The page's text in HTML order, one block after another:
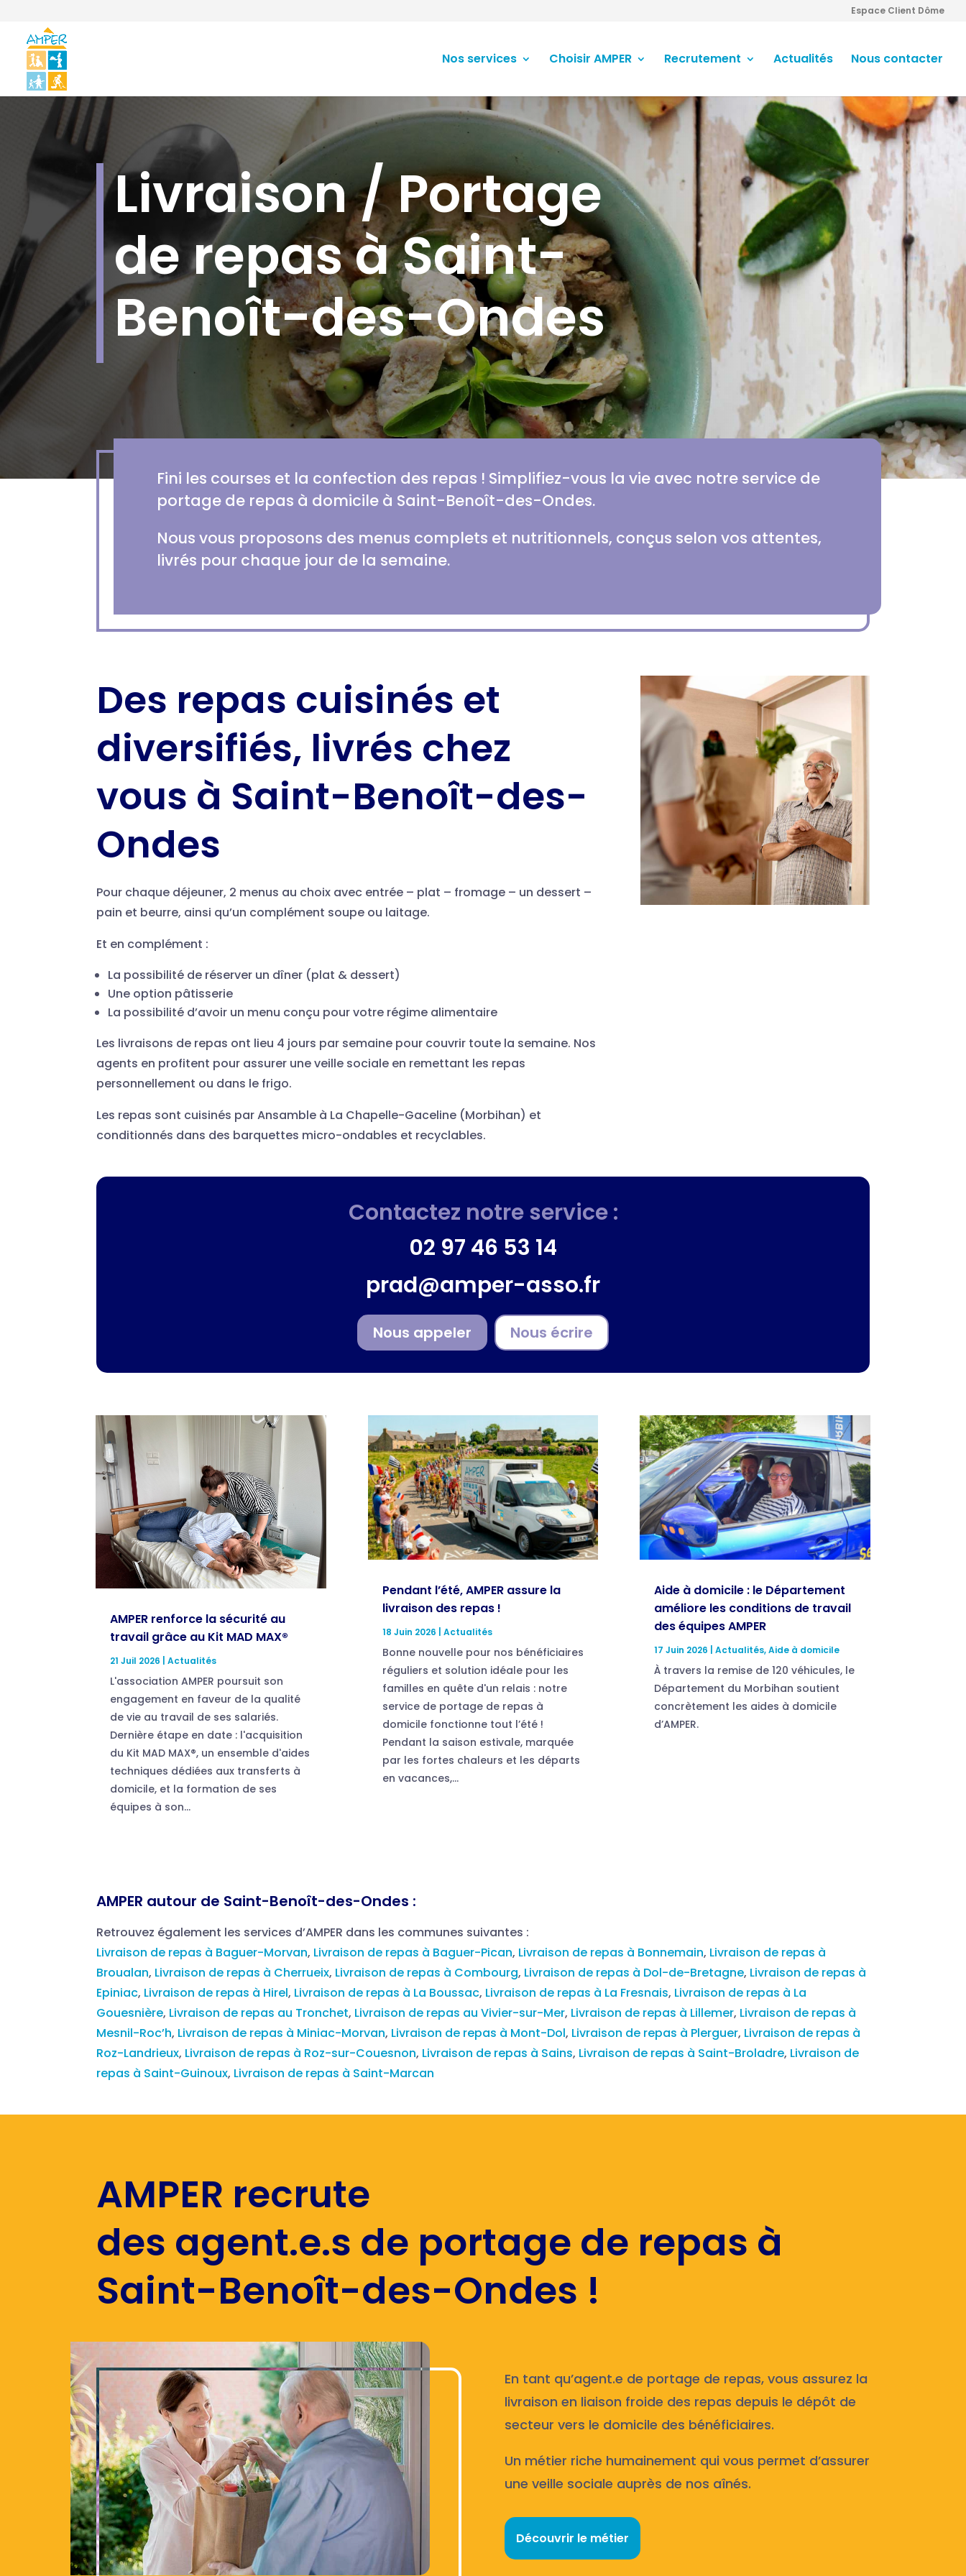
Espace Client Dôme
Nos services Choisir AMPER Recrutement Actualités Nous contacter
Livraison / Portage
de repas à Saint-
Benoît-des-Ondes
Fini les courses et la confection des repas ! Simplifiez-vous la vie avec notre service de
portage de repas à domicile à Saint-Benoît-des-Ondes.
Nous vous proposons des menus complets et nutritionnels, conçus selon vos attentes,
livrés pour chaque jour de la semaine.
Des repas cuisinés et
diversifiés, livrés chez
vous à Saint-Benoît-des-
Ondes
Pour chaque déjeuner, 2 menus au choix avec entrée – plat – fromage – un dessert –
pain et beurre, ainsi qu’un complément soupe ou laitage.
Et en complément :
La possibilité de réserver un dîner (plat & dessert)
Une option pâtisserie
La possibilité d’avoir un menu conçu pour votre régime alimentaire
Les livraisons de repas ont lieu 4 jours par semaine pour couvrir toute la semaine. Nos
agents en profitent pour assurer une veille sociale en remettant les repas
personnellement ou dans le frigo.
Les repas sont cuisinés par Ansamble à La Chapelle-Gaceline (Morbihan) et
conditionnés dans des barquettes micro-ondables et recyclables.
Contactez notre service :
02 97 46 53 14
prad@amper-asso.fr
Nous appeler Nous écrire
AMPER renforce la sécurité au
travail grâce au Kit MAD MAX®
21 Juil 2026 |Actualités
L'association AMPER poursuit son
engagement en faveur de la qualité
de vie au travail de ses salariés.
Dernière étape en date : l'acquisition
du Kit MAD MAX®, un ensemble d'aides
techniques dédiées aux transferts à
domicile, et la formation de ses
équipes à son...
Pendant l’été, AMPER assure la
livraison des repas !
18 Juin 2026 Actualités
Bonne nouvelle pour nos bénéficiaires
réguliers et solution idéale pour les
familles en quête d'un relais : notre
service de portage de repas à
domicile fonctionne tout l’été !
Pendant la saison estivale, marquée
par les fortes chaleurs et les départs
en vacances,...
Aide à domicile : le Département
améliore les conditions de travail
des équipes AMPER
17 Juin 2026 Actualités,Aide à domicile
À travers la remise de 120 véhicules, le
Département du Morbihan soutient
concrètement les aides à domicile
d’AMPER.
AMPER autour de Saint-Benoît-des-Ondes :
Retrouvez également les services d’AMPER dans les communes suivantes :
Livraison de repas à Baguer-Morvan, Livraison de repas à Baguer-Pican, Livraison de repas à Bonnemain, Livraison de repas à
Broualan, Livraison de repas à Cherrueix, Livraison de repas à Combourg, Livraison de repas à Dol-de-Bretagne, Livraison de repas à
Epiniac, Livraison de repas à Hirel, Livraison de repas à La Boussac, Livraison de repas à La Fresnais, Livraison de repas à La
Gouesnière, Livraison de repas au Tronchet, Livraison de repas au Vivier-sur-Mer, Livraison de repas à Lillemer, Livraison de repas à
Mesnil-Roc’h, Livraison de repas à Miniac-Morvan, Livraison de repas à Mont-Dol, Livraison de repas à Plerguer, Livraison de repas à
Roz-Landrieux, Livraison de repas à Roz-sur-Couesnon, Livraison de repas à Sains, Livraison de repas à Saint-Broladre, Livraison de
repas à Saint-Guinoux, Livraison de repas à Saint-Marcan
AMPER recrute
des agent.e.s de portage de repas à
Saint-Benoît-des-Ondes !
En tant qu’agent.e de portage de repas, vous assurez la
livraison en liaison froide des repas depuis le dépôt de
secteur vers le domicile des bénéficiaires.
Un métier riche humainement qui vous permet d’assurer
une veille sociale auprès de nos aînés.
Découvrir le métier